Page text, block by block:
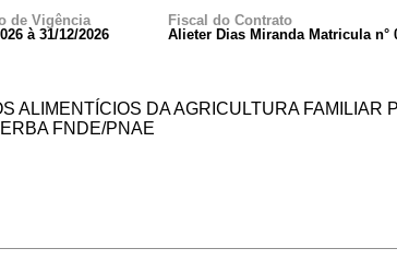
de Vigência
à 31/12/2026
Fiscal do Contrato
Alieter Dias Miranda Matricula n°
ALIMENTÍCIOS DA AGRICULTURA FAMILIAR
FNDE/PNAE